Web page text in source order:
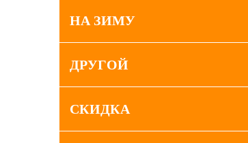
НА ЗИМУ
ДРУГОЙ
СКИДКА